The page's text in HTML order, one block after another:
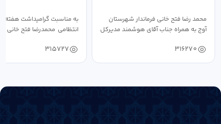
محمد رضا فتح خانی فرماندار شهرستان
آوج به همراه جناب آقای هوشمند مدیرکل
316270
به مناسبت گرامیداشت هفته
انتظامی محمدرضا فتح خانی
315727